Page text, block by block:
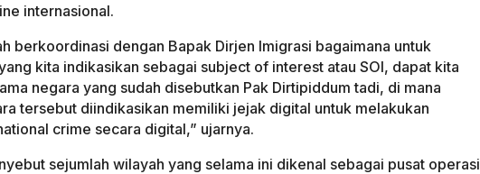
internasional.
berkoordinasi dengan Bapak Dirjen Imigrasi bagaimana untuk
kita indikasikan sebagai subject of interest atau SOI, dapat kita
negara yang sudah disebutkan Pak Dirtipiddum tadi, di mana
tersebut diindikasikan memiliki jejak digital untuk melakukan
crime secara digital,” ujarnya.
sejumlah wilayah yang selama ini dikenal sebagai pusat operasi